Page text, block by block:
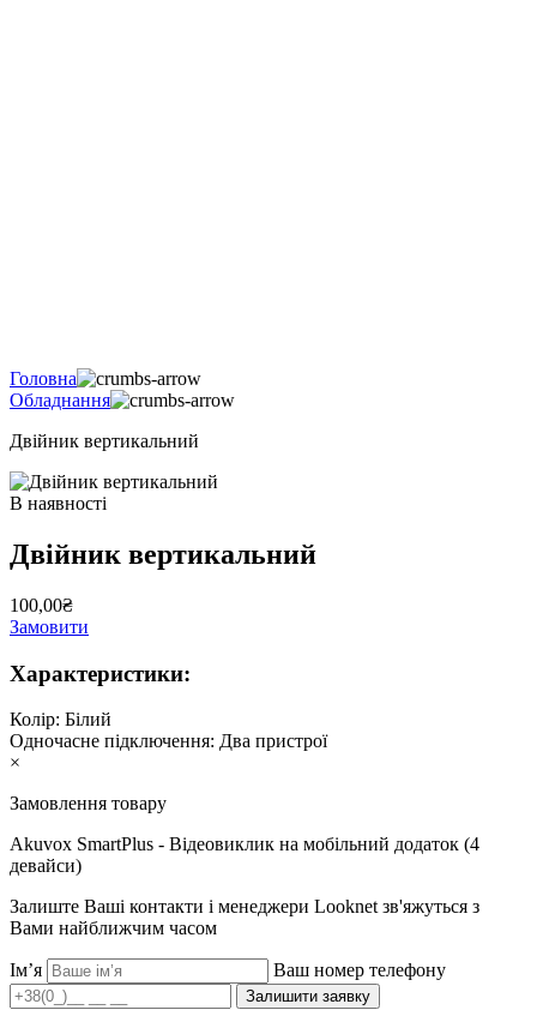
Головна
Обладнання
Двійник вертикальний
В наявності
Двійник вертикальний
100,00₴
Замовити
Характеристики:
Колір: Білий
Одночасне підключення: Два пристрої
×
Замовлення товару
Akuvox SmartPlus - Відеовиклик на мобільний додаток (4
девайси)
Залиште Ваші контакти і менеджери Looknet зв'яжуться з
Вами найближчим часом
Ім’я Ваш номер телефону
Залишити заявку